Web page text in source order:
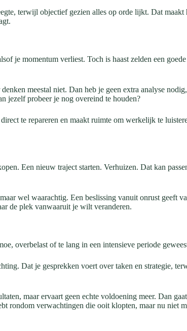
terwijl objectief gezien alles op orde lijkt. Dat
je momentum verliest. Toch is haast zelden een
meestal niet. Dan heb je geen extra analyse
jezelf probeer je nog overeind te houden?
te repareren en maakt ruimte om werkelijk te
Een nieuw traject starten. Verhuizen. Dat kan
wel waarachtig. Een beslissing vanuit onrust geeft
de plek vanwaaruit je wilt veranderen.
overbelast of te lang in een intensieve periode
Dat je gesprekken voert over taken en strategie,
maar ervaart geen echte voldoening meer. Dan
rondom verwachtingen die ooit klopten, maar nu niet